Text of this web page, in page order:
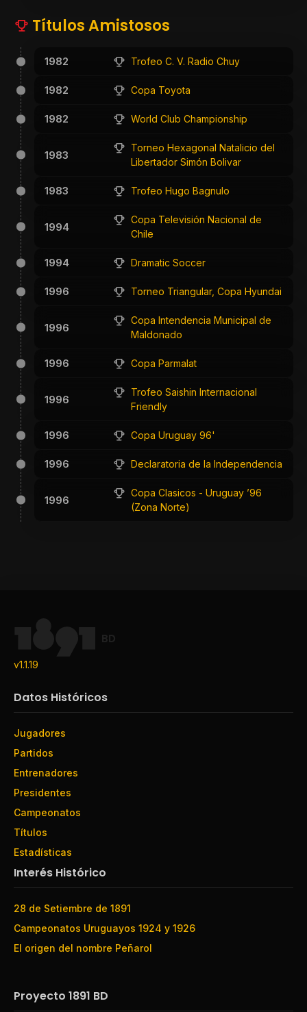
Títulos Amistosos
1982 Trofeo C. V. Radio Chuy
1982 Copa Toyota
1982 World Club Championship
1983
Torneo Hexagonal Natalicio del
Libertador Simón Bolivar
1983 Trofeo Hugo Bagnulo
1994
Copa Televisión Nacional de
Chile
1994 Dramatic Soccer
1996 Torneo Triangular, Copa Hyundai
1996
Copa Intendencia Municipal de
Maldonado
1996 Copa Parmalat
1996
Trofeo Saishin Internacional
Friendly
1996 Copa Uruguay 96'
1996 Declaratoria de la Independencia
1996
Copa Clasicos - Uruguay ’96
(Zona Norte)
BD
v1.1.19
Datos Históricos
Jugadores
Partidos
Entrenadores
Presidentes
Campeonatos
Títulos
Estadísticas
Interés Histórico
28 de Setiembre de 1891
Campeonatos Uruguayos 1924 y 1926
El origen del nombre Peñarol
Proyecto 1891 BD